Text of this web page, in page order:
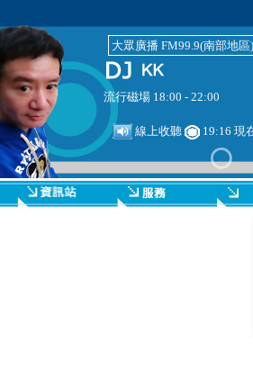
大眾廣播 FM99.9(南部地區)
流行磁場 18:00 - 22:00
線上收聽 19:16 現